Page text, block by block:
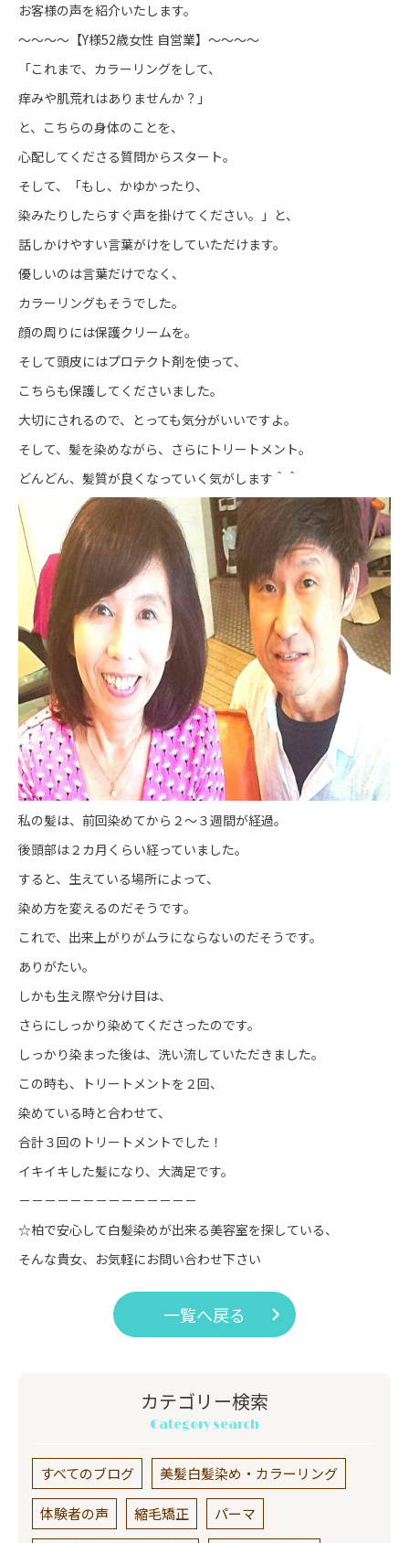
お客様の声を紹介いたします。
～～～～【Y様52歳女性 自営業】～～～～
「これまで、カラーリングをして、
痒みや肌荒れはありませんか？」
と、こちらの身体のことを、
心配してくださる質問からスタート。
そして、「もし、かゆかったり、
染みたりしたらすぐ声を掛けてください。」と、
話しかけやすい言葉がけをしていただけます。
優しいのは言葉だけでなく、
カラーリングもそうでした。
顔の周りには保護クリームを。
そして頭皮にはプロテクト剤を使って、
こちらも保護してくださいました。
大切にされるので、とっても気分がいいですよ。
そして、髪を染めながら、さらにトリートメント。
どんどん、髪質が良くなっていく気がします＾＾
私の髪は、前回染めてから２～３週間が経過。
後頭部は２カ月くらい経っていました。
すると、生えている場所によって、
染め方を変えるのだそうです。
これで、出来上がりがムラにならないのだそうです。
ありがたい。
しかも生え際や分け目は、
さらにしっかり染めてくださったのです。
しっかり染まった後は、洗い流していただきました。
この時も、トリートメントを２回、
染めている時と合わせて、
合計３回のトリートメントでした！
イキイキした髪になり、大満足です。
－－－－－－－－－－－－－－
☆柏で安心して白髪染めが出来る美容室を探している、
そんな貴女、お気軽にお問い合わせ下さい
一覧へ戻る
カテゴリー検索
Category search
すべてのブログ 美髪白髪染め・カラーリング
体験者の声 縮毛矯正 パーマ